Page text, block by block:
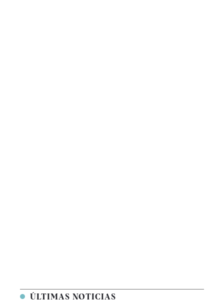
ÚLTIMAS NOTICIAS